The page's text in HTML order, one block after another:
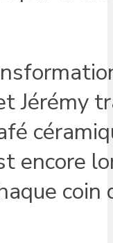
Jérémy
encore
coin